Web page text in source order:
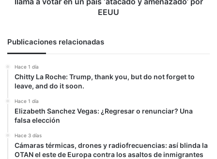
‘atacado
por
EEUU
EEUU
Publicaciones relacionadas
Hace 1 día
Chitty La Roche: Trump, thank you, but do not forget to
leave, and do it soon.
Hace 1 día
Elizabeth Sanchez Vegas: ¿Regresar o renunciar? Una
falsa elección
Hace 3 días
Cámaras térmicas, drones y radiofrecuencias: así blinda la
OTAN el este de Europa contra los asaltos de inmigrantes